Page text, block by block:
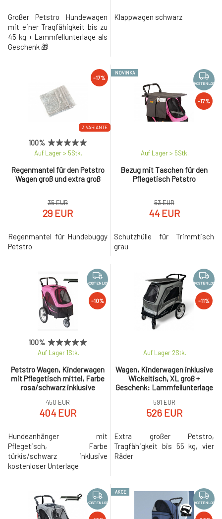
Großer Petstro Hundewagen
mit einer Tragfähigkeit bis zu
45 kg + Lammfellunterlage als
Geschenk 🎁
Klappwagen schwarz
3 VARIANTE
-17%
100%
Regenmantel für den Petstro
Wagen groß und extra groß
Auf Lager > 5Stk.
35 EUR
29 EUR
Regenmantel für Hundebuggy
Petstro
NOVINKA
KOSTENLOS
-17%
Bezug mit Taschen für den
Pflegetisch Petstro
Auf Lager > 5Stk.
53 EUR
44 EUR
Schutzhülle für Trimmtisch
grau
KOSTENLOS
-10%
100%
Petstro Wagen, Kinderwagen
mit Pflegetisch mittel, Farbe
rosa/schwarz inklusive
Auf Lager 1Stk.
450 EUR
404 EUR
Hundeanhänger mit
Pflegetisch, Farbe
türkis/schwarz inklusive
kostenloser Unterlage
KOSTENLOS
-11%
Wagen, Kinderwagen inklusive
Wickeltisch, XL groß +
Geschenk: Lammfellunterlage
Auf Lager 2Stk.
591 EUR
526 EUR
Extra großer Petstro,
Tragfähigkeit bis 55 kg, vier
Räder
KOSTENLOS
AKCE
KOSTENLOS